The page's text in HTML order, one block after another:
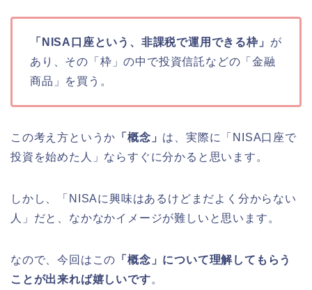
「NISA口座という、非課税で運用できる枠」 が
あり、その「枠」の中で投資信託などの「金融
商品」を買う。
この考え方というか 「概念」 は、実際に「NISA口座で
投資を始めた人」ならすぐに分かると思います。
しかし、「NISAに興味はあるけどまだよく分からない
人」だと、なかなかイメージが難しいと思います。
なので、今回はこの 「概念」について理解してもらう
ことが出来れば嬉しいです。